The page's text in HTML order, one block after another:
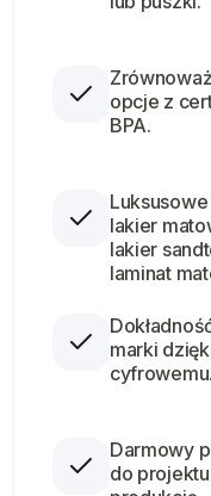
opcje z
BPA.
lakier
lakier
laminat
marki
cyfrowemu.
Darmowy
do